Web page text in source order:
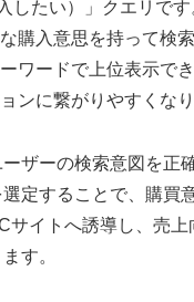
したい）」クエリで
購入意思を持って検
ワードで上位表示で
ンに繋がりやすくなり
ザーの検索意図を正
定することで、購買
サイトへ誘導し、売上
す。